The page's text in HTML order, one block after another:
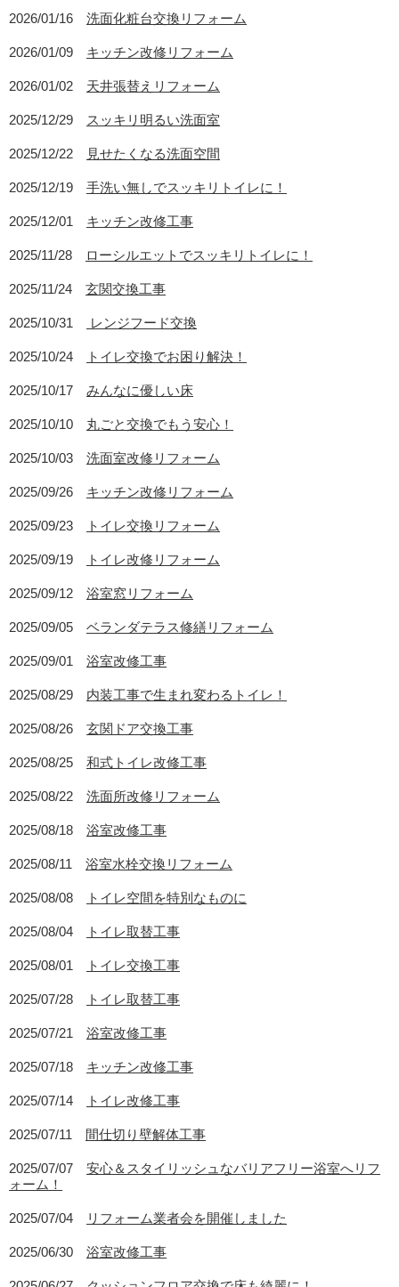
2026/01/16 洗面化粧台交換リフォーム
2026/01/09 キッチン改修リフォーム
2026/01/02 天井張替えリフォーム
2025/12/29 スッキリ明るい洗面室
2025/12/22 見せたくなる洗面空間
2025/12/19 手洗い無しでスッキリトイレに！
2025/12/01 キッチン改修工事
2025/11/28 ローシルエットでスッキリトイレに！
2025/11/24 玄関交換工事
2025/10/31 レンジフード交換
2025/10/24 トイレ交換でお困り解決！
2025/10/17 みんなに優しい床
2025/10/10 丸ごと交換でもう安心！
2025/10/03 洗面室改修リフォーム
2025/09/26 キッチン改修リフォーム
2025/09/23 トイレ交換リフォーム
2025/09/19 トイレ改修リフォーム
2025/09/12 浴室窓リフォーム
2025/09/05 ベランダテラス修繕リフォーム
2025/09/01 浴室改修工事
2025/08/29 内装工事で生まれ変わるトイレ！
2025/08/26 玄関ドア交換工事
2025/08/25 和式トイレ改修工事
2025/08/22 洗面所改修リフォーム
2025/08/18 浴室改修工事
2025/08/11 浴室水栓交換リフォーム
2025/08/08 トイレ空間を特別なものに
2025/08/04 トイレ取替工事
2025/08/01 トイレ交換工事
2025/07/28 トイレ取替工事
2025/07/21 浴室改修工事
2025/07/18 キッチン改修工事
2025/07/14 トイレ改修工事
2025/07/11 間仕切り壁解体工事
2025/07/07
安心＆スタイリッシュなバリアフリー浴室へリフ
ォーム！
2025/07/04 リフォーム業者会を開催しました
2025/06/30 浴室改修工事